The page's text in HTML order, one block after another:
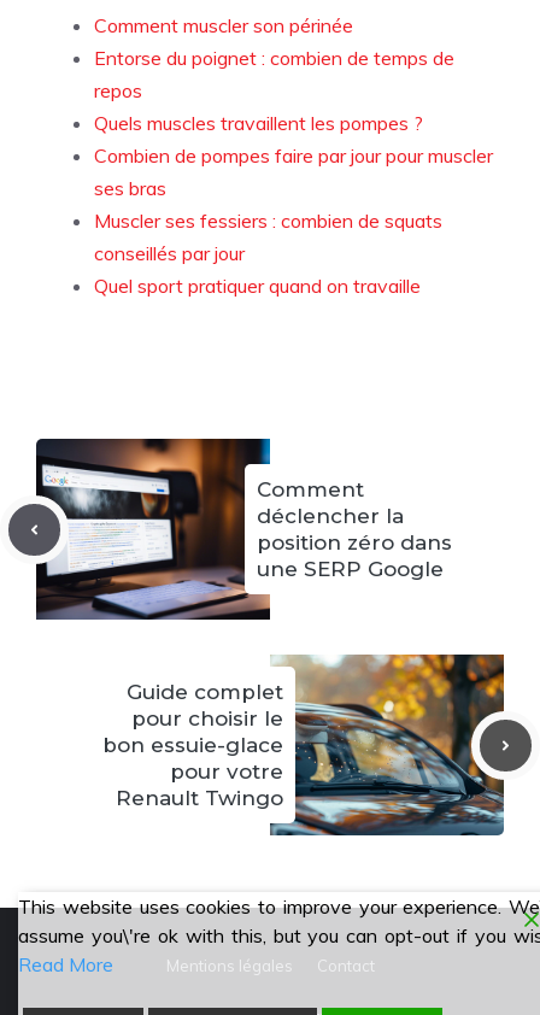
Comment muscler son périnée
Entorse du poignet : combien de temps de
repos
Quels muscles travaillent les pompes ?
Combien de pompes faire par jour pour muscler
ses bras
Muscler ses fessiers : combien de squats
conseillés par jour
Quel sport pratiquer quand on travaille
Comment
déclencher la
position zéro dans
une SERP Google
Guide complet
pour choisir le
bon essuie-glace
pour votre
Renault Twingo
Mentions légales Contact
This website uses cookies to improve your experience.
assume you\'re ok with this, but you can opt-out if you
Read More